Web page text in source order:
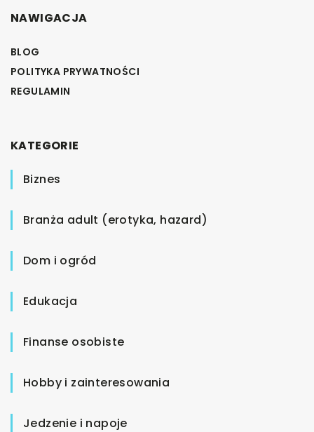
NAWIGACJA
BLOG
POLITYKA PRYWATNOŚCI
REGULAMIN
KATEGORIE
Biznes
Branża adult (erotyka, hazard)
Dom i ogród
Edukacja
Finanse osobiste
Hobby i zainteresowania
Jedzenie i napoje